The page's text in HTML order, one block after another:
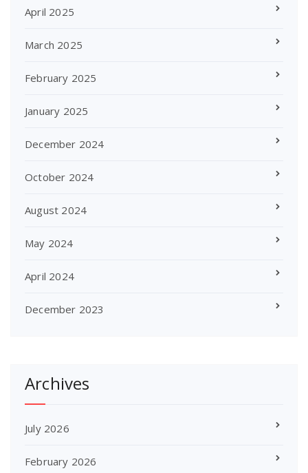
April 2025
March 2025
February 2025
January 2025
December 2024
October 2024
August 2024
May 2024
April 2024
December 2023
Archives
July 2026
February 2026